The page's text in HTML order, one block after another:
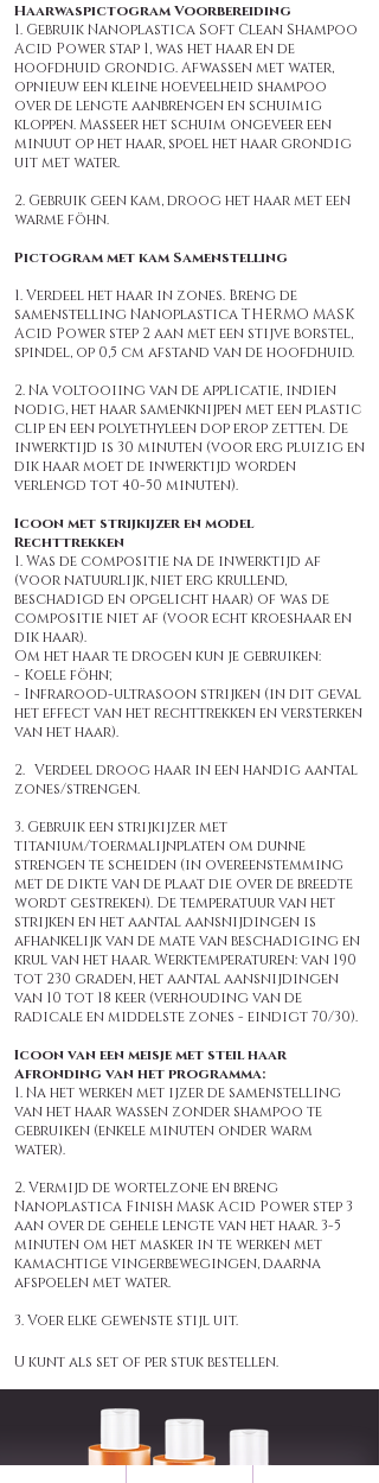
Haarwaspictogram Voorbereiding
1. Gebruik Nanoplastica Soft Clean Shampoo
Acid Power stap 1, was het haar en de
hoofdhuid grondig. Afwassen met water,
opnieuw een kleine hoeveelheid shampoo
over de lengte aanbrengen en schuimig
kloppen. Masseer het schuim ongeveer een
minuut op het haar, spoel het haar grondig
uit met water.
2. Gebruik geen kam, droog het haar met een
warme föhn.
Pictogram met kam Samenstelling
1. Verdeel het haar in zones. Breng de
samenstelling Nanoplastica THERMO MASK
Acid Power step 2 aan met een stijve borstel,
spindel, op 0,5 cm afstand van de hoofdhuid.
2. Na voltooiing van de applicatie, indien
nodig, het haar samenknijpen met een plastic
clip en een polyethyleen dop erop zetten. De
inwerktijd is 30 minuten (voor erg pluizig en
dik haar moet de inwerktijd worden
verlengd tot 40-50 minuten).
Icoon met strijkijzer en model
Rechttrekken
1. Was de compositie na de inwerktijd af
(voor natuurlijk, niet erg krullend,
beschadigd en opgelicht haar) of was de
compositie niet af (voor echt kroeshaar en
dik haar).
Om het haar te drogen kun je gebruiken:
- Koele föhn;
- Infrarood-ultrasoon strijken (in dit geval
het effect van het rechttrekken en versterken
van het haar).
2. Verdeel droog haar in een handig aantal
zones/strengen.
3. Gebruik een strijkijzer met
titanium/toermalijnplaten om dunne
strengen te scheiden (in overeenstemming
met de dikte van de plaat die over de breedte
wordt gestreken). De temperatuur van het
strijken en het aantal aansnijdingen is
afhankelijk van de mate van beschadiging en
krul van het haar. Werktemperaturen: van 190
tot 230 graden, het aantal aansnijdingen
van 10 tot 18 keer (verhouding van de
radicale en middelste zones - eindigt 70/30).
Icoon van een meisje met steil haar
Afronding van het programma:
1. Na het werken met ijzer de samenstelling
van het haar wassen zonder shampoo te
gebruiken (enkele minuten onder warm
water).
2. Vermijd de wortelzone en breng
Nanoplastica Finish Mask Acid Power step 3
aan over de gehele lengte van het haar. 3-5
minuten om het masker in te werken met
kamachtige vingerbewegingen, daarna
afspoelen met water.
3. Voer elke gewenste stijl uit.
U kunt als set of per stuk bestellen.